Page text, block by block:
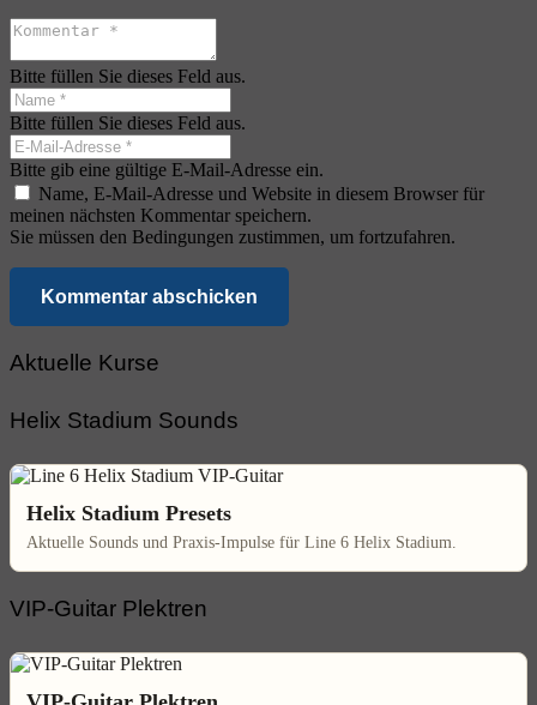
Bitte füllen Sie dieses Feld aus.
Bitte füllen Sie dieses Feld aus.
Bitte gib eine gültige E-Mail-Adresse ein.
Name, E-Mail-Adresse und Website in diesem Browser für
meinen nächsten Kommentar speichern.
Sie müssen den Bedingungen zustimmen, um fortzufahren.
Kommentar abschicken
Aktuelle Kurse
Helix Stadium Sounds
Helix Stadium Presets
Aktuelle Sounds und Praxis-Impulse für Line 6 Helix Stadium.
VIP-Guitar Plektren